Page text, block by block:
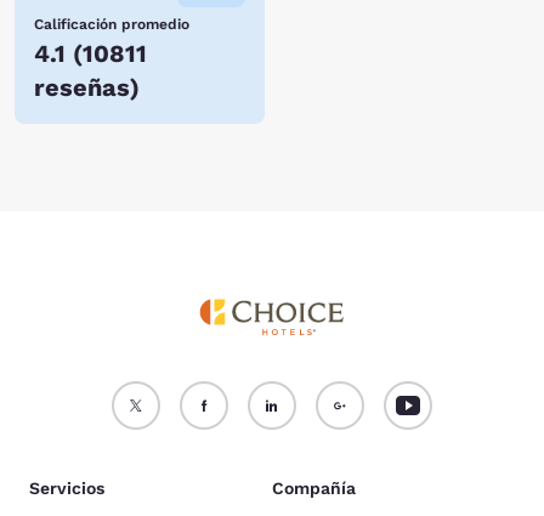
Calificación promedio
4.1 (10811
reseñas)
Servicios Compañía